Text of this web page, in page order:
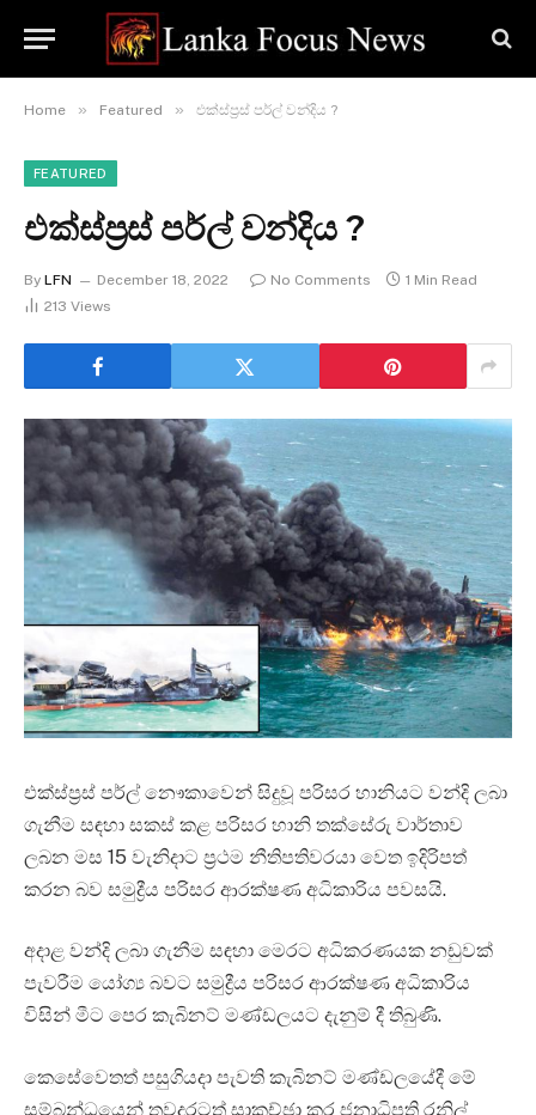
Home » Featured » එක්ස්ප්‍රස් පර්ල් වන්දිය ?
FEATURED
එක්ස්ප්‍රස් පර්ල් වන්දිය ?
By LFN December 18, 2022 No Comments
1 Min Read
213 Views
එක්ස්ප්‍රස් පර්ල් නෞකාවෙන් සිදුවූ පරිසර හානියට වන්දි ලබා
ගැනීම සඳහා සකස් කළ පරිසර හානි තක්සේරු වාර්තාව
ලබන මස 15 වැනිදාට ප්‍රථම නීතිපතිවරයා වෙත ඉදිරිපත්
කරන බව සමුද්‍රීය පරිසර ආරක්ෂණ අධිකාරිය පවසයි.
අදාළ වන්දි ලබා ගැනීම සඳහා මෙරට අධිකරණයක නඩුවක්
පැවරීම යෝග්‍ය බවට සමුද්‍රීය පරිසර ආරක්ෂණ අධිකාරිය
විසින් මීට පෙර කැබිනට් මණ්ඩලයට දැනුම් දී තිබුණි.
කෙසේවෙතත් පසුගියදා පැවති කැබිනට් මණ්ඩලයේදී මේ
සම්බන්ධයෙන් තවදුරටත් සාකච්ඡා කර ජනාධිපති රනිල්